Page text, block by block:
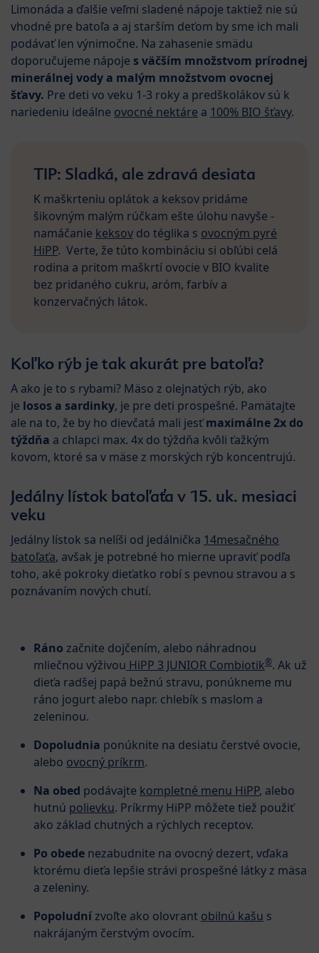
Limonáda a ďalšie veľmi sladené nápoje taktiež nie sú
vhodné pre batoľa a aj starším deťom by sme ich mali
podávať len výnimočne. Na zahasenie smädu
doporučujeme nápoje s väčším množstvom prírodnej
minerálnej vody a malým množstvom ovocnej
šťavy. Pre deti vo veku 1-3 roky a predškolákov sú k
nariedeniu ideálne ovocné nektáre a 100% BIO šťavy.
TIP: Sladká, ale zdravá desiata
K maškrteniu oplátok a keksov pridáme
šikovným malým rúčkam ešte úlohu navyše -
namáčanie keksov do téglika s ovocným pyré
HiPP. Verte, že túto kombináciu si obľúbi celá
rodina a pritom maškrtí ovocie v BIO kvalite
bez pridaného cukru, aróm, farbív a
konzervačných látok.
Koľko rýb je tak akurát pre batoľa?
A ako je to s rybami? Mäso z olejnatých rýb, ako
je losos a sardinky, je pre deti prospešné. Pamätajte
ale na to, že by ho dievčatá mali jesťmaximálne 2x do
týždňa a chlapci max. 4x do týždňa kvôli ťažkým
kovom, ktoré sa v mäse z morských rýb koncentrujú.
Jedálny lístok batoľaťa v 15. uk. mesiaci
veku
Jedálny lístok sa nelíši od jedálnička 14mesačného
batoľaťa, avšak je potrebné ho mierne upraviť podľa
toho, aké pokroky dieťatko robí s pevnou stravou a s
poznávaním nových chutí.
Ráno začnite dojčením, alebo náhradnou
mliečnou výživou HiPP 3 JUNIOR Combiotik®. Ak už
dieťa radšej papá bežnú stravu, ponúkneme mu
ráno jogurt alebo napr. chlebík s maslom a
zeleninou.
Dopoludnia ponúknite na desiatu čerstvé ovocie,
alebo ovocný príkrm.
Na obed podávajte kompletné menu HiPP, alebo
hutnú polievku. Príkrmy HiPP môžete tiež použiť
ako základ chutných a rýchlych receptov.
Po obede nezabudnite na ovocný dezert, vďaka
ktorému dieťa lepšie strávi prospešné látky z mäsa
a zeleniny.
Popoludnízvoľte ako olovrant obilnú kašu s
nakrájaným čerstvým ovocím.